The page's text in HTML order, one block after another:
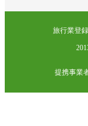
旅行業登
提携事業